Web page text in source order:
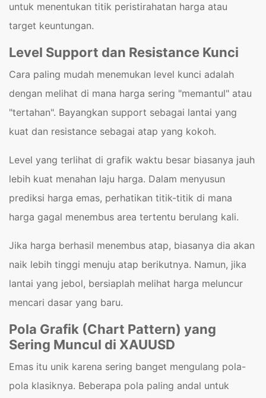
untuk menentukan titik peristirahatan harga atau
target keuntungan.
Level Support dan Resistance Kunci
Cara paling mudah menemukan level kunci adalah
dengan melihat di mana harga sering "memantul" atau
"tertahan". Bayangkan support sebagai lantai yang
kuat dan resistance sebagai atap yang kokoh.
Level yang terlihat di grafik waktu besar biasanya jauh
lebih kuat menahan laju harga. Dalam menyusun
prediksi harga emas, perhatikan titik-titik di mana
harga gagal menembus area tertentu berulang kali.
Jika harga berhasil menembus atap, biasanya dia akan
naik lebih tinggi menuju atap berikutnya. Namun, jika
lantai yang jebol, bersiaplah melihat harga meluncur
mencari dasar yang baru.
Pola Grafik (Chart Pattern) yang
Sering Muncul di XAUUSD
Emas itu unik karena sering banget mengulang pola-
pola klasiknya. Beberapa pola paling andal untuk